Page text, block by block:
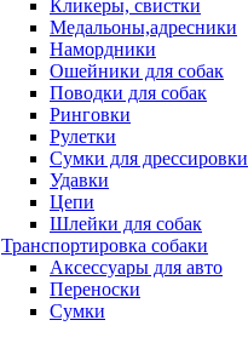
Кликеры, свистки
Медальоны,адресники
Намордники
Ошейники для собак
Поводки для собак
Ринговки
Рулетки
Сумки для дрессировки
Удавки
Цепи
Шлейки для собак
Транспортировка собаки
Аксессуары для авто
Переноски
Сумки